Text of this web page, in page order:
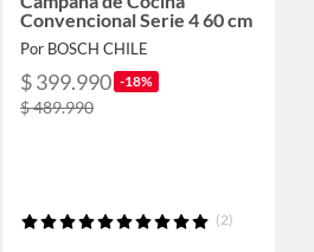
Convencional Serie 4 60 cm
Por BOSCH CHILE
$ 399.990 -18%
$ 489.990
(2)